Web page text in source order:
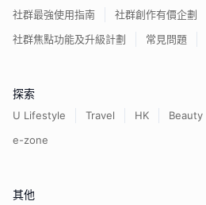
社群最強使用指南
社群創作有價企劃
社群焦點功能及升級計劃
常見問題
探索
U Lifestyle Travel HK Beauty
e-zone
其他